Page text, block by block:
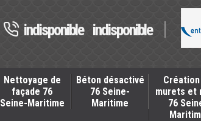
indisponible indisponible
Nettoyage de
façade 76
Seine-Maritime
Béton désactivé
76 Seine-
Maritime
murets et
76